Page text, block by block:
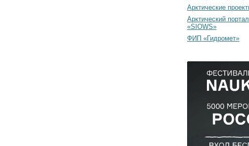
Арктические
Арктический портал
«SIOWS»
ФИП «Гидромет»